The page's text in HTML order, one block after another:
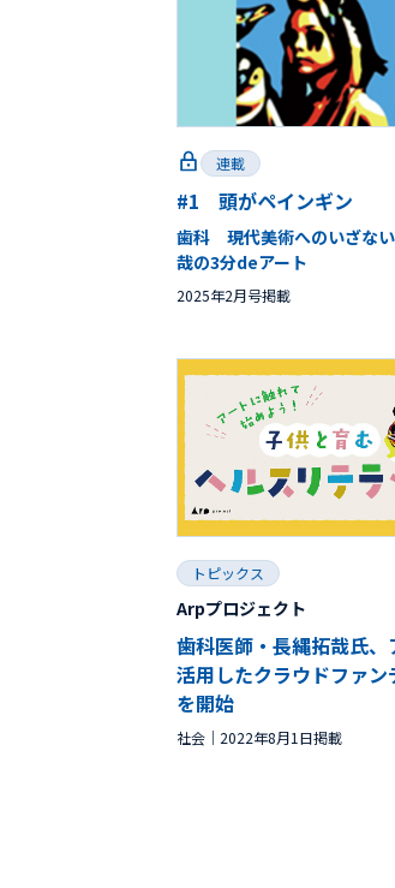
連載
#1 頭がペインギン
歯科 現代美術へのいざな
哉の3分deアート
2025年2月号掲載
トピックス
Arpプロジェクト
歯科医師・長縄拓哉氏、
活用したクラウドファン
を開始
社会 2022年8月1日掲載